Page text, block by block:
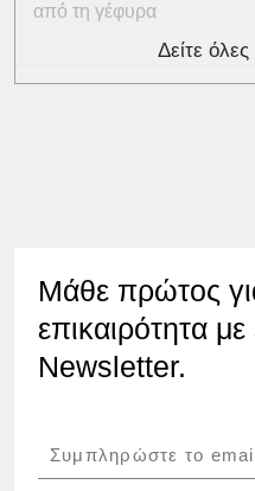
από τη γέφυρα
Δείτε όλες
Μάθε πρώτος
επικαιρότητα
Newsletter.